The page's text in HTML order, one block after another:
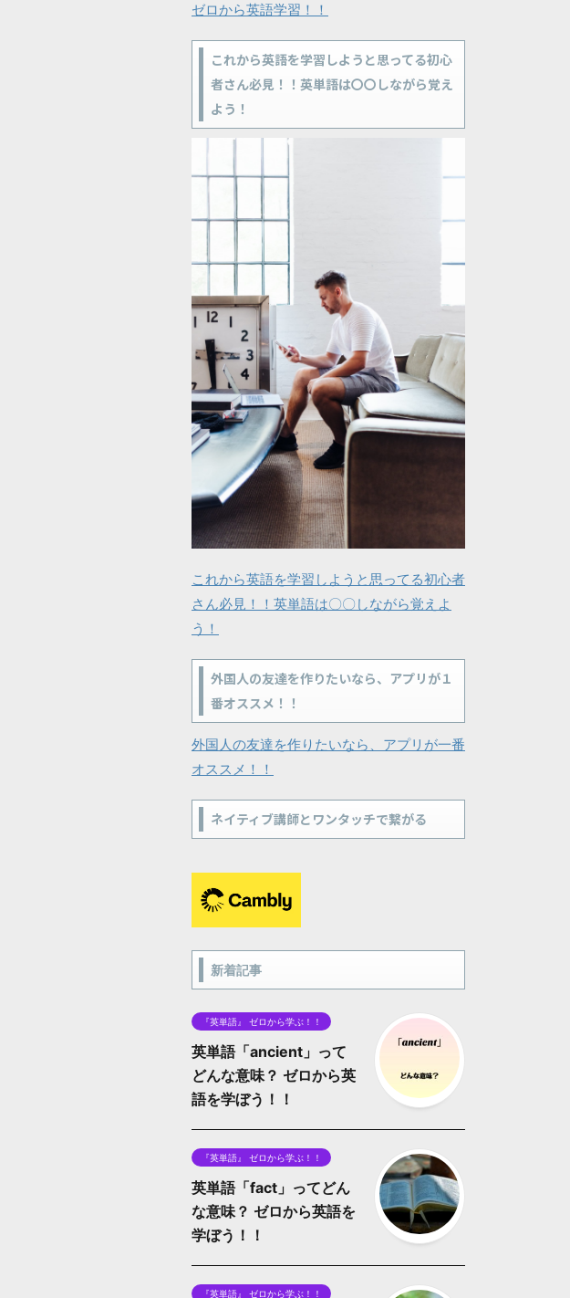
ゼロから英語学習！！
これから英語を学習しようと思ってる初心
者さん必見！！英単語は〇〇しながら覚え
よう！
これから英語を学習しようと思ってる初心者
さん必見！！英単語は〇〇しながら覚えよ
う！
外国人の友達を作りたいなら、アプリが１
番オススメ！！
外国人の友達を作りたいなら、アプリが一番
オススメ！！
ネイティブ講師とワンタッチで繋がる
新着記事
『英単語』 ゼロから学ぶ！！
英単語「ancient」って
どんな意味？ ゼロから英
語を学ぼう！！
『英単語』 ゼロから学ぶ！！
英単語「fact」ってどん
な意味？ ゼロから英語を
学ぼう！！
『英単語』 ゼロから学ぶ！！